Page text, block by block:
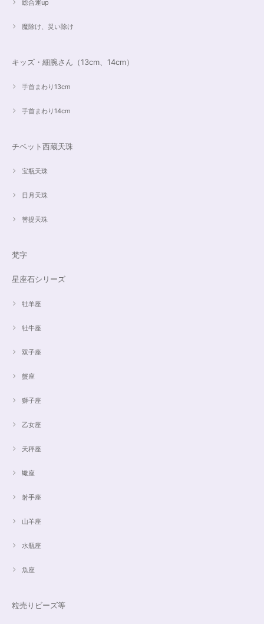
総合運up
魔除け、災い除け
キッズ・細腕さん（13cm、14cm）
手首まわり13cm
手首まわり14cm
チベット西蔵天珠
宝瓶天珠
日月天珠
菩提天珠
梵字
星座石シリーズ
牡羊座
牡牛座
双子座
蟹座
獅子座
乙女座
天秤座
蠍座
射手座
山羊座
水瓶座
魚座
粒売りビーズ等